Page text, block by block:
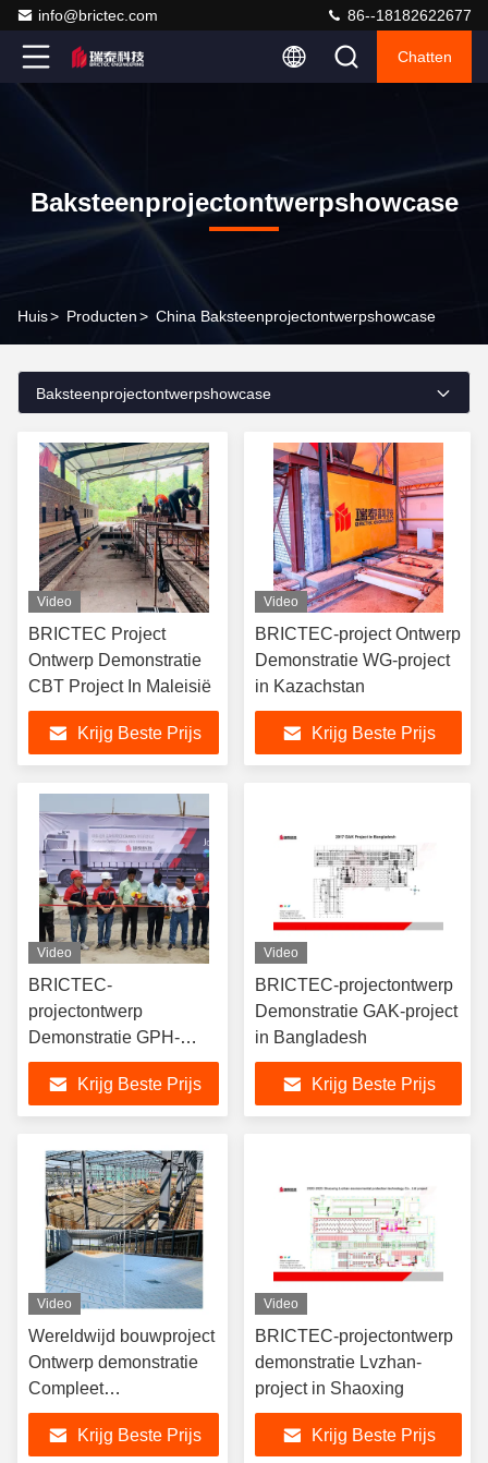
info@brictec.com 86--18182622677
Chatten
Baksteenprojectontwerpshowcase
Huis> Producten> China Baksteenprojectontwerpshowcase
Baksteenprojectontwerpshowcase
Video
BRICTEC Project
Ontwerp Demonstratie
CBT Project In Maleisië
Krijg Beste Prijs
Video
BRICTEC-project Ontwerp
Demonstratie WG-project
in Kazachstan
Krijg Beste Prijs
Video
BRICTEC-
projectontwerp
Demonstratie GPH-
project in Bangladesh
Krijg Beste Prijs
Video
BRICTEC-projectontwerp
Demonstratie GAK-project
in Bangladesh
Krijg Beste Prijs
Video
Wereldwijd bouwproject
Ontwerp demonstratie
Compleet
productieproject
Krijg Beste Prijs
Video
BRICTEC-projectontwerp
demonstratie Lvzhan-
project in Shaoxing
Krijg Beste Prijs